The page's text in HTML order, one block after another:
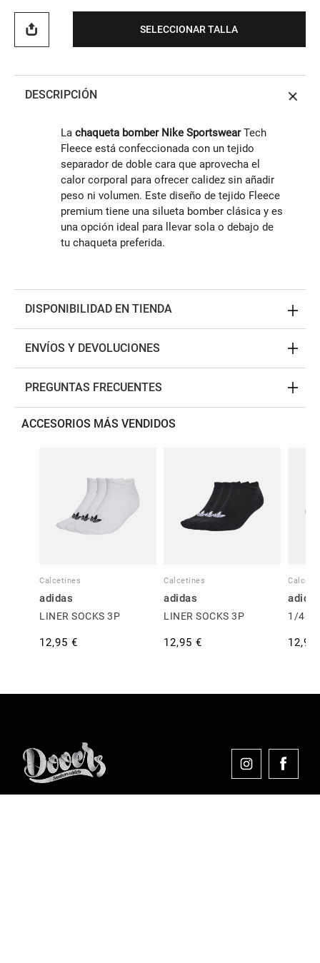
SELECCIONAR TALLA
DESCRIPCIÓN
La chaqueta bomber Nike SportswearTech
Fleece está confeccionada con un tejido
separador de doble cara que aprovecha el
calor corporal para ofrecer calidez sin añadir
peso ni volumen. Este diseño de tejido Fleece
premium tiene una silueta bomber clásica y es
una opción ideal para llevar sola o debajo de
tu chaqueta preferida.
DISPONIBILIDAD EN TIENDA
ENVÍOS Y DEVOLUCIONES
PREGUNTAS FRECUENTES
ACCESORIOS MÁS VENDIDOS
Calcetines
adidas
LINER SOCKS 3P
12,95 €
Calcetines
adidas
LINER SOCKS 3P
12,95 €
1/4
12,95